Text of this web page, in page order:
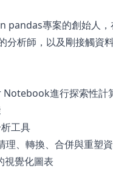
pandas專案的創始人
分析師，以及剛接觸資
Notebook進行探索性計
工具
理、轉換、合併與重塑
視覺化圖表